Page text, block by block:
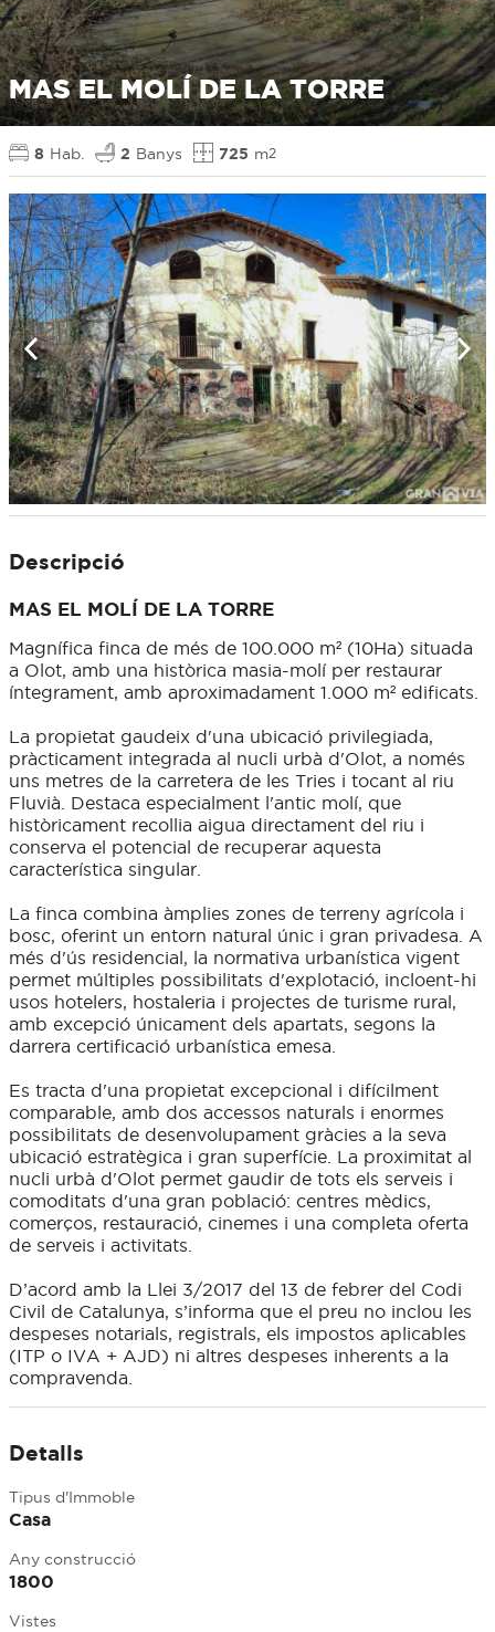
MAS EL MOLÍ DE LA TORRE
8 Hab. 2 Banys 725 m2
Descripció
MAS EL MOLÍ DE LA TORRE
Magnífica finca de més de 100.000 m² (10Ha) situada
a Olot, amb una històrica masia-molí per restaurar
íntegrament, amb aproximadament 1.000 m² edificats.
La propietat gaudeix d'una ubicació privilegiada,
pràcticament integrada al nucli urbà d'Olot, a només
uns metres de la carretera de les Tries i tocant al riu
Fluvià. Destaca especialment l'antic molí, que
històricament recollia aigua directament del riu i
conserva el potencial de recuperar aquesta
característica singular.
La finca combina àmplies zones de terreny agrícola i
bosc, oferint un entorn natural únic i gran privadesa. A
més d'ús residencial, la normativa urbanística vigent
permet múltiples possibilitats d'explotació, incloent-hi
usos hotelers, hostaleria i projectes de turisme rural,
amb excepció únicament dels apartats, segons la
darrera certificació urbanística emesa.
Es tracta d'una propietat excepcional i difícilment
comparable, amb dos accessos naturals i enormes
possibilitats de desenvolupament gràcies a la seva
ubicació estratègica i gran superfície. La proximitat al
nucli urbà d'Olot permet gaudir de tots els serveis i
comoditats d'una gran població: centres mèdics,
comerços, restauració, cinemes i una completa oferta
de serveis i activitats.
D’acord amb la Llei 3/2017 del 13 de febrer del Codi
Civil de Catalunya, s’informa que el preu no inclou les
despeses notarials, registrals, els impostos aplicables
(ITP o IVA + AJD) ni altres despeses inherents a la
compravenda.
Detalls
Tipus d'Immoble
Casa
Any construcció
1800
Vistes